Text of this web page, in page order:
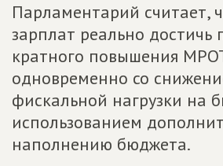
Парламентарий считает,
зарплат реально достичь
кратного повышения
одновременно со
фискальной нагрузки на
использованием
наполнению бюджета.